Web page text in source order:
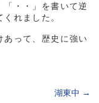
・・」を書いて逆
れました。
あって、歴史に強い
湖東中 →